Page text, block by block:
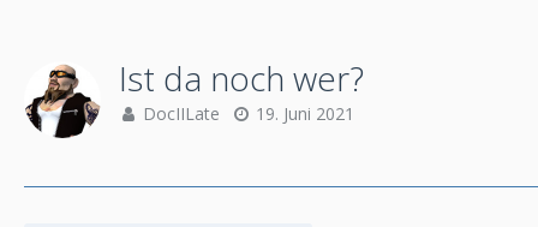
Ist da noch wer?
DocIILate 19. Juni 2021